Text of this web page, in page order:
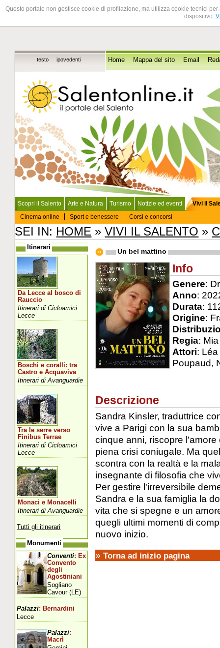
Questo portale non gestisce cookie di profilazione, ma utilizza cookie tecnici
dispositivo.
testo ipovedenti Home Mappa del sito Email
Scopri il Salento Arte e Natura Turismo Notizie ed eventi
Vivi il
Cinema online
Sport e benessere Corsi e concorsi
SEI IN: HOME »VIVI IL SALENTO »
Un bel mattino
Info
Genere:
Anno:
Durata:
Origine:
Regia:
Attori:
Poupaud,
Descrizione
Sandra Kinsler, traduttrice
vive a Parigi con la sua
cinque anni, riscopre
piena crisi coniugale. Ma
scontra con la realtà e la
insegnante di filosofia che
Per gestire l'irreversibile
Sandra e la sua famiglia la
vita che si spegne e un
quegli ultimi momenti di
nuovo inizio.
» Torna ad inizio pagina
Itinerari
Da Lecce al bosco di
Rauccio
Itinerari di Cicloamici
Lecce
Boschi e coralli: tra
Castro e Acquaviva
Itinerari di Avanguardie
Tra le serre verso
Finibus Terrae
Itinerari di Cicloamici
Lecce
Monaci e Monacelli
Itinerari di Avanguardie
Tutti gli itinerari
Monumenti
Conventi: Ex
Convento
degli
Agostiniani
Sogliano
Cavour (LE)
Palazzi: Bernardini
Lecce
Palazzi:
Macrì